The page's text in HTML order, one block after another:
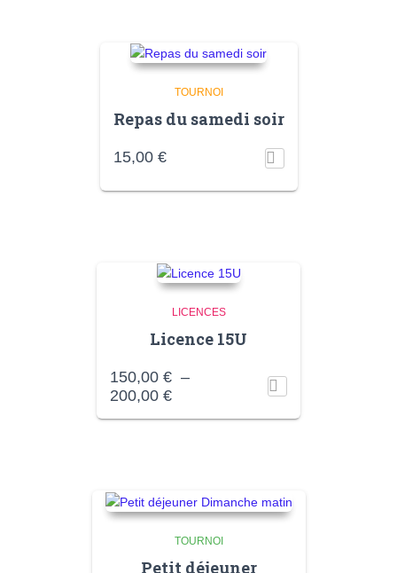
TOURNOI
Repas du samedi soir
15,00 €
LICENCES
Licence 15U
150,00 € –
200,00 €Plage
TOURNOI
Petit déjeuner